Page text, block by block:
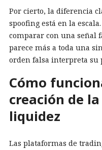
Por cierto, la diferencia
spoofing está en la
comparar con una señal
parece más a toda una
orden falsa interpreta su
Cómo
creación de
liquidez
Las plataformas de